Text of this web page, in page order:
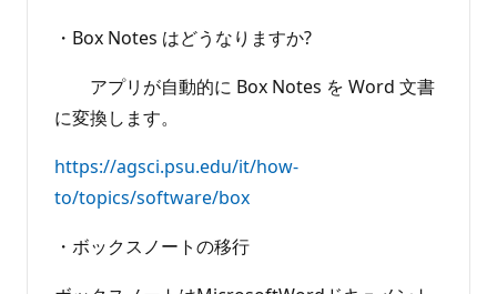
・Box Notes はどうなりますか?
アプリが自動的に Box Notes を Word 文書
に変換します。
https://agsci.psu.edu/it/how-
to/topics/software/box
・ボックスノートの移行